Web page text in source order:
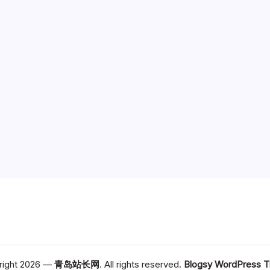
2026 — 青岛站长网. All rights reserved. Blogsy WordPress